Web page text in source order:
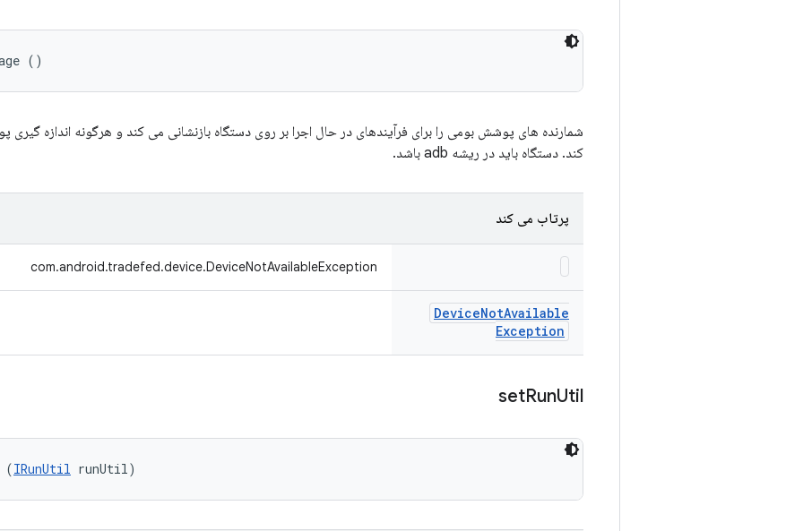
()
شمارنده های پوشش بومی را برای فرآیندهای در حال اجرا بر روی دستگاه بازنشانی می کند و هرگونه اندازه
کند. دستگاه باید در ریشه adb باشد.
پرتاب می کند
com.android.tradefed.device.DeviceNotAvailableException
DeviceNotAvailable
Exception
setRunUtil
(IRunUtil runUtil)